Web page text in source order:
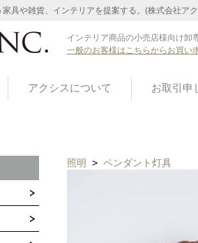
具や雑貨、インテリアを提案する。(株式会社ア
インテリア商品の小売店様向け卸
一般のお客様はこちらからお買い
アクシスについて お取引申
照明 > ペンダント灯具